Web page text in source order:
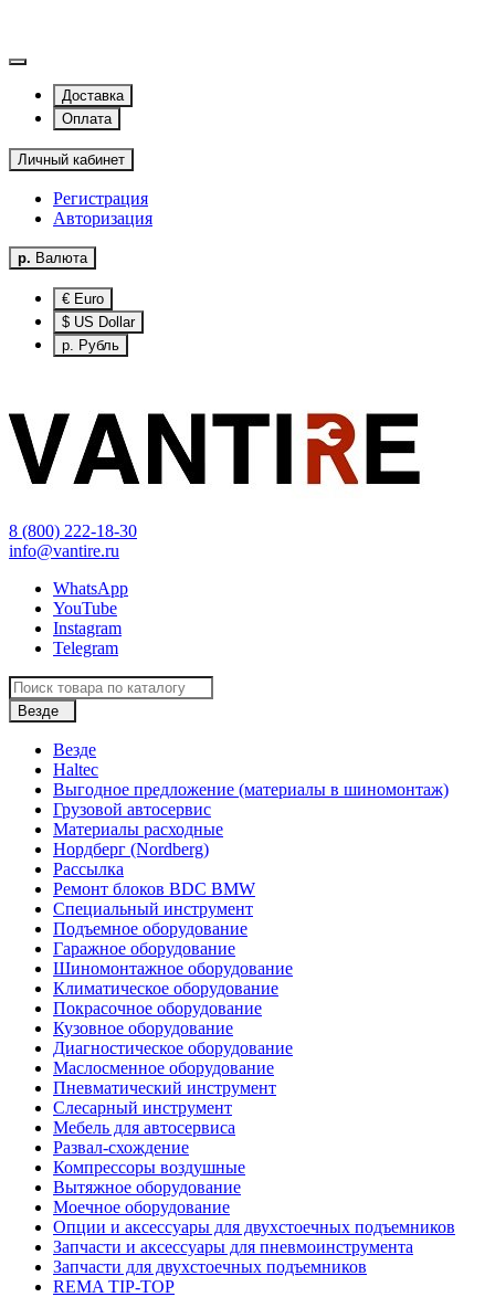
Доставка
Оплата
Личный кабинет
Регистрация
Авторизация
р. Валюта
€ Euro
$ US Dollar
р. Рубль
8 (800) 222-18-30
info@vantire.ru
WhatsApp
YouTube
Instagram
Telegram
Везде
Везде
Haltec
Выгодное предложение (материалы в шиномонтаж)
Грузовой автосервис
Материалы расходные
Нордберг (Nordberg)
Рассылка
Ремонт блоков BDC BMW
Специальный инструмент
Подъемное оборудование
Гаражное оборудование
Шиномонтажное оборудование
Климатическое оборудование
Покрасочное оборудование
Кузовное оборудование
Диагностическое оборудование
Маслосменное оборудование
Пневматический инструмент
Слесарный инструмент
Мебель для автосервиса
Развал-схождение
Компрессоры воздушные
Вытяжное оборудование
Моечное оборудование
Опции и аксессуары для двухстоечных подъемников
Запчасти и аксессуары для пневмоинструмента
Запчасти для двухстоечных подъемников
REMA TIP-TOP